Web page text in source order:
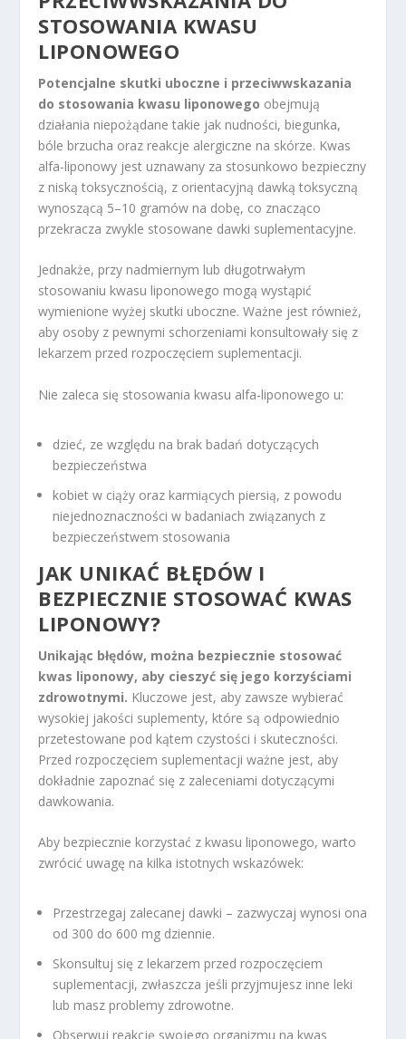
STOSOWANIA KWASU
LIPONOWEGO
Potencjalne skutki uboczne i przeciwwskazania
do stosowania kwasu liponowego obejmują
działania niepożądane takie jak nudności, biegunka,
bóle brzucha oraz reakcje alergiczne na skórze. Kwas
alfa-liponowy jest uznawany za stosunkowo bezpieczny
z niską toksycznością, z orientacyjną dawką toksyczną
wynoszącą 5–10 gramów na dobę, co znacząco
przekracza zwykle stosowane dawki suplementacyjne.
Jednakże, przy nadmiernym lub długotrwałym
stosowaniu kwasu liponowego mogą wystąpić
wymienione wyżej skutki uboczne. Ważne jest również,
aby osoby z pewnymi schorzeniami konsultowały się z
lekarzem przed rozpoczęciem suplementacji.
Nie zaleca się stosowania kwasu alfa-liponowego u:
dzieć, ze względu na brak badań dotyczących
bezpieczeństwa
kobiet w ciąży oraz karmiących piersią, z powodu
niejednoznaczności w badaniach związanych z
bezpieczeństwem stosowania
JAK UNIKAĆ BŁĘDÓW I
BEZPIECZNIE STOSOWAĆ KWAS
LIPONOWY?
Unikając błędów, można bezpiecznie stosować
kwas liponowy, aby cieszyć się jego korzyściami
zdrowotnymi. Kluczowe jest, aby zawsze wybierać
wysokiej jakości suplementy, które są odpowiednio
przetestowane pod kątem czystości i skuteczności.
Przed rozpoczęciem suplementacji ważne jest, aby
dokładnie zapoznać się z zaleceniami dotyczącymi
dawkowania.
Aby bezpiecznie korzystać z kwasu liponowego, warto
zwrócić uwagę na kilka istotnych wskazówek:
Przestrzegaj zalecanej dawki – zazwyczaj wynosi ona
od 300 do 600 mg dziennie.
Skonsultuj się z lekarzem przed rozpoczęciem
suplementacji, zwłaszcza jeśli przyjmujesz inne leki
lub masz problemy zdrowotne.
Obserwuj reakcję swojego organizmu na kwas